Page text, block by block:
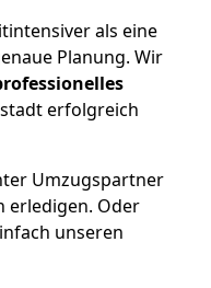
als eine
Planung. Wir
erfolgreich
Umzugspartner
erledigen. Oder
unseren